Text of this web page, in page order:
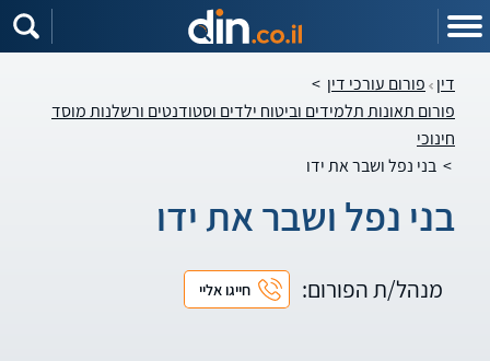
דין פורום עורכי דין >
פורום תאונות תלמידים וביטוח ילדים וסטודנטים ורשלנות מוסד
חינוכי
> בני נפל ושבר את ידו
בני נפל ושבר את ידו
מנהל/ת הפורום: חייגו אליי